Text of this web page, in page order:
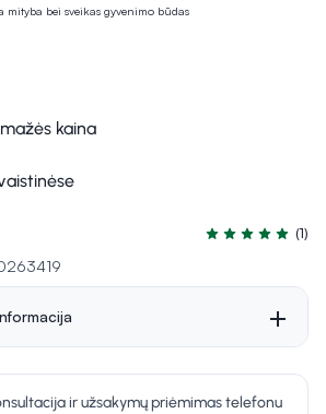
Įvertinimas 5.0
(1)
bei sveikas gyvenimo būdas
kaina
ir užsakymų priėmimas telefonu